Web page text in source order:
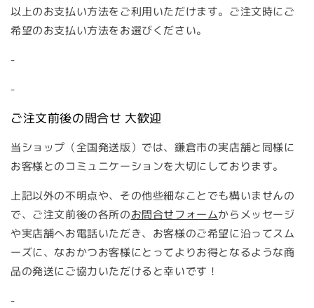
以上のお支払い方法をご利用いただけます。ご注文時にご
希望のお支払い方法をお選びください。
-
-
ご注文前後の問合せ 大歓迎
当ショップ（全国発送版）では、鎌倉市の実店舗と同様に
お客様とのコミュニケーションを大切にしております。
上記以外の不明点や、その他些細なことでも構いませんの
で、ご注文前後の各所のお問合せフォームからメッセージ
や実店舗へお電話いただき、お客様のご希望に沿ってスム
ーズに、なおかつお客様にとってよりお得となるような商
品の発送にご協力いただけると幸いです！
-